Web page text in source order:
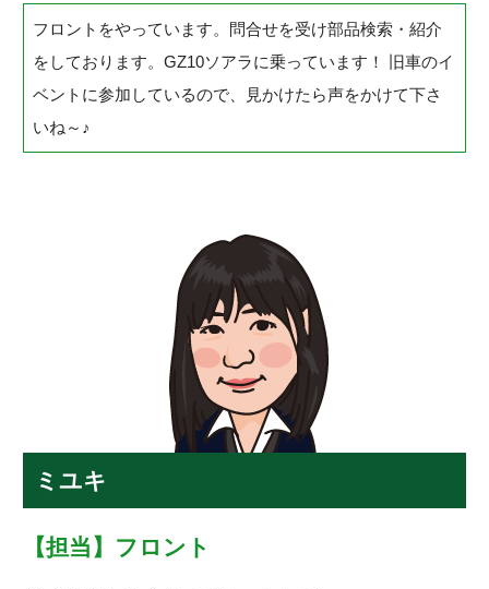
フロントをやっています。問合せを受け部品検索・紹介
をしております。GZ10ソアラに乗っています！ 旧車のイ
ベントに参加しているので、見かけたら声をかけて下さ
いね～♪
ミユキ
【担当】フロント